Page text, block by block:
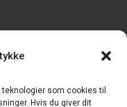
teknologier som cookies til
Hvis du giver dit